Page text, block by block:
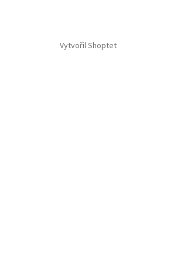
Vytvořil Shoptet